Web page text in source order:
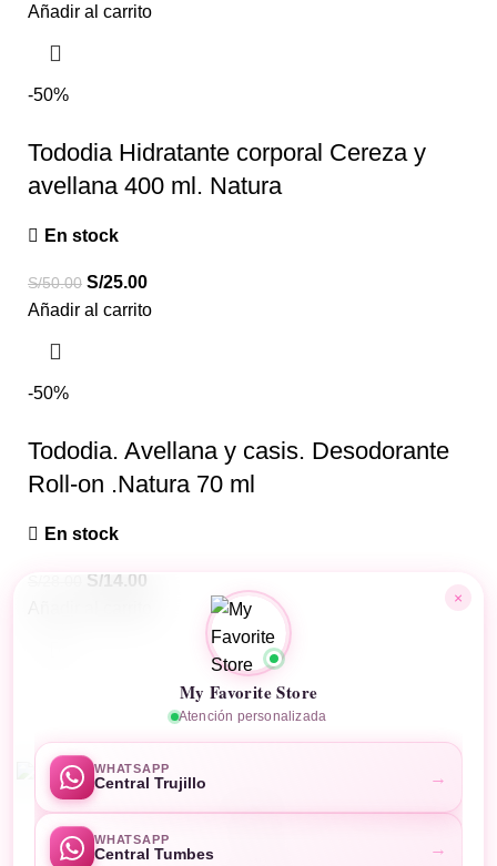
Añadir al carrito
-50%
Tododia Hidratante corporal Cereza y
avellana 400 ml. Natura
En stock
S/50.00 S/25.00
Añadir al carrito
-50%
Tododia. Avellana y casis. Desodorante
Roll-on .Natura 70 ml
En stock
S/14.00
MyFavoriteStoreDesarrollado porBusiness Code
Tienda
×
My Favorite Store
Atención personalizada
WHATSAPP
Central Trujillo →
WHATSAPP
Central Tumbes →